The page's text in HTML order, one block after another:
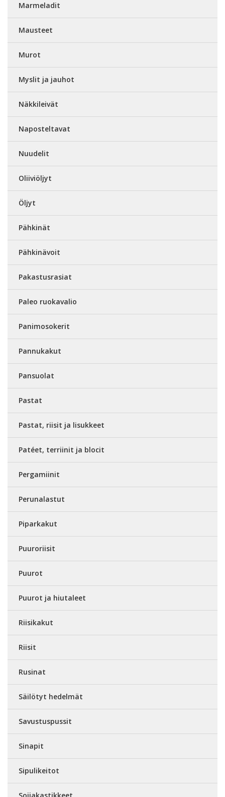
Marmeladit
Mausteet
Murot
Myslit ja jauhot
Näkkileivät
Naposteltavat
Nuudelit
Oliiviöljyt
Öljyt
Pähkinät
Pähkinävoit
Pakastusrasiat
Paleo ruokavalio
Panimosokerit
Pannukakut
Pansuolat
Pastat
Pastat, riisit ja lisukkeet
Patéet, terriinit ja blocit
Pergamiinit
Perunalastut
Piparkakut
Puuroriisit
Puurot
Puurot ja hiutaleet
Riisikakut
Riisit
Rusinat
Säilötyt hedelmät
Savustuspussit
Sinapit
Sipulikeitot